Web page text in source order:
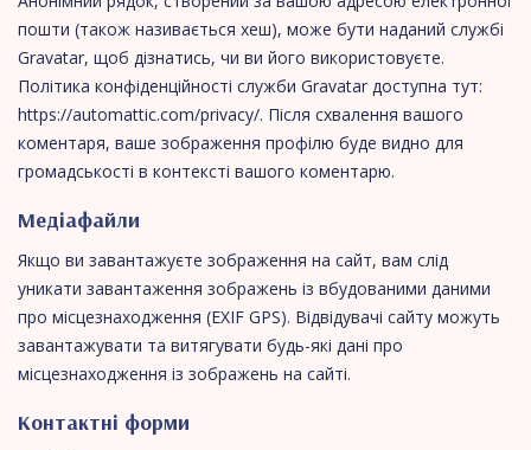
пошти (також називається хеш), може бути наданий службі
Gravatar, щоб дізнатись, чи ви його використовуєте.
Політика конфіденційності служби Gravatar доступна тут:
https://automattic.com/privacy/. Після схвалення вашого
коментаря, ваше зображення профілю буде видно для
громадськості в контексті вашого коментарю.
Медіафайли
Якщо ви завантажуєте зображення на сайт, вам слід
уникати завантаження зображень із вбудованими даними
про місцезнаходження (EXIF GPS). Відвідувачі сайту можуть
завантажувати та витягувати будь-які дані про
місцезнаходження із зображень на сайті.
Контактні форми